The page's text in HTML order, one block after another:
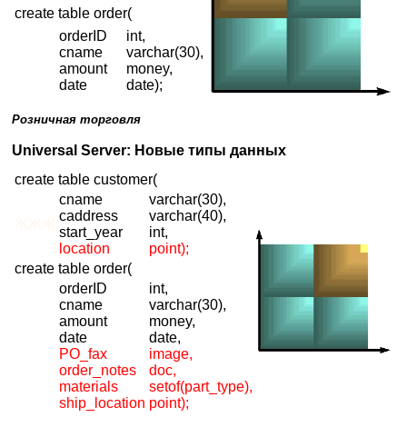
create table order(
orderID
cname
amount
date
int,
varchar(30),
money,
date);
Розничная торговля
Universal Server: Новые типы данных
create table customer(
cname
caddress
start_year
location
varchar(30),
varchar(40),
int,
point);
create table order(
orderID
cname
amount
date
PO_fax
order_notes
materials
ship_location
int,
varchar(30),
money,
date,
image,
doc,
setof(part_type),
point);